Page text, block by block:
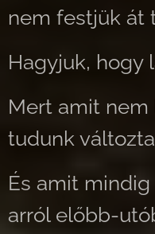
nem festjük át
Hagyjuk, hogy
Mert amit nem
tudunk
És amit
arról előbb-